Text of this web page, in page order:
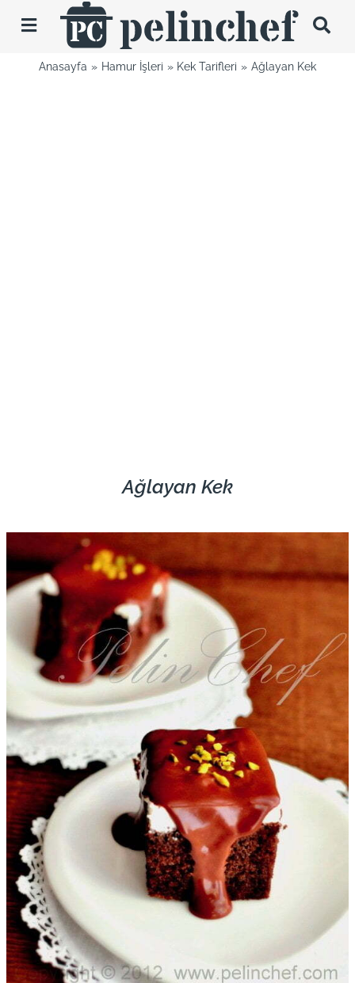
Toggle
Navigation
Tarifler
Anasayfa Hamur İşleri Kek Tarifleri Ağlayan Kek
Ağlayan Kek